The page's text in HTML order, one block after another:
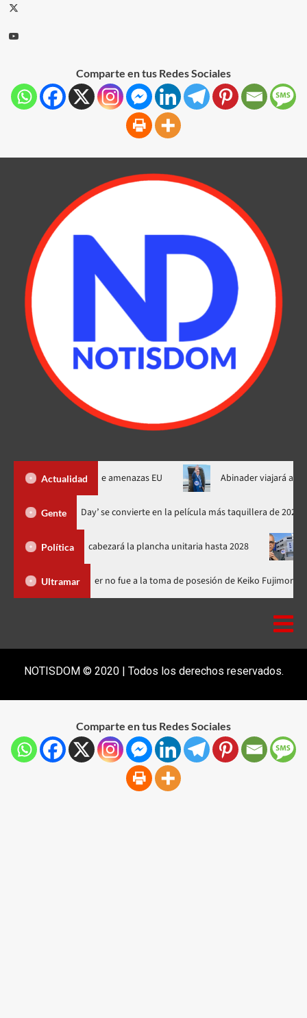
Comparte en tus Redes Sociales
Actualidad
al fin de amenazas EU Abinader viajará a Colombia a
Gente
‘Spider-Man: Brand New Day’ se convierte en la película más
Política
y encabezará la plancha unitaria hasta 2028 Carlos
Ultramar Luis Abinader no fue a la toma de posesión de
NOTISDOM © 2020 | Todos los derechos reservados.
Comparte en tus Redes Sociales